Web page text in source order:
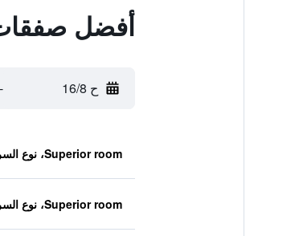
أفضل صفقات
ح 16/8 -
Superior room، نوع السرير غير معروف
Superior room، نوع السرير غير معروف